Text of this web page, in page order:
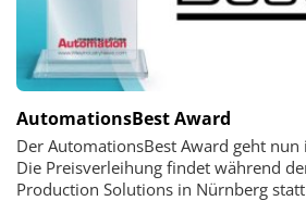
AutomationsBest Award
Der AutomationsBest Award geht nun
Die Preisverleihung findet während
Production Solutions in Nürnberg